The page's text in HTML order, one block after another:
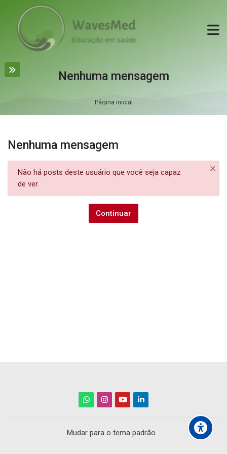
Skip to navigation
Skip to login form
Ir para o conteúdo principal
Skip to accessibility options
Skip to footer
Skip accessibility options
Nenhuma mensagem
Página inicial
Nenhuma mensagem
Não há posts deste usuário que você seja capaz
de ver.
×
Continuar
Mudar para o tema padrão